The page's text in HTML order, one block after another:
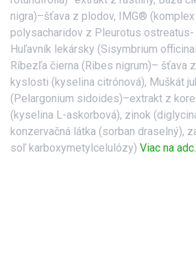
nigra)–šťava z plodov, IMG®
polysacharidov z Pleurotus
Huľavník lekársky (Sisymbrium
Ríbezľa čierna (Ribes nigrum)– šťava
kyslosti (kyselina citrónová), Muškát
(Pelargonium sidoides)–extrakt z
(kyselina L-askorbová), zinok
konzervačná látka (sorban draselný),
soľ karboxymetylcelulózy) Viac na